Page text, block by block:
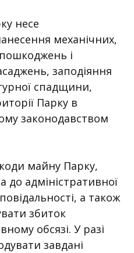
несе
механічних,
і
заподіяння
спадщини,
Парку в
законодавством
майну Парку,
до адміністративної
а також
збиток
обсязі. У разі
завдані